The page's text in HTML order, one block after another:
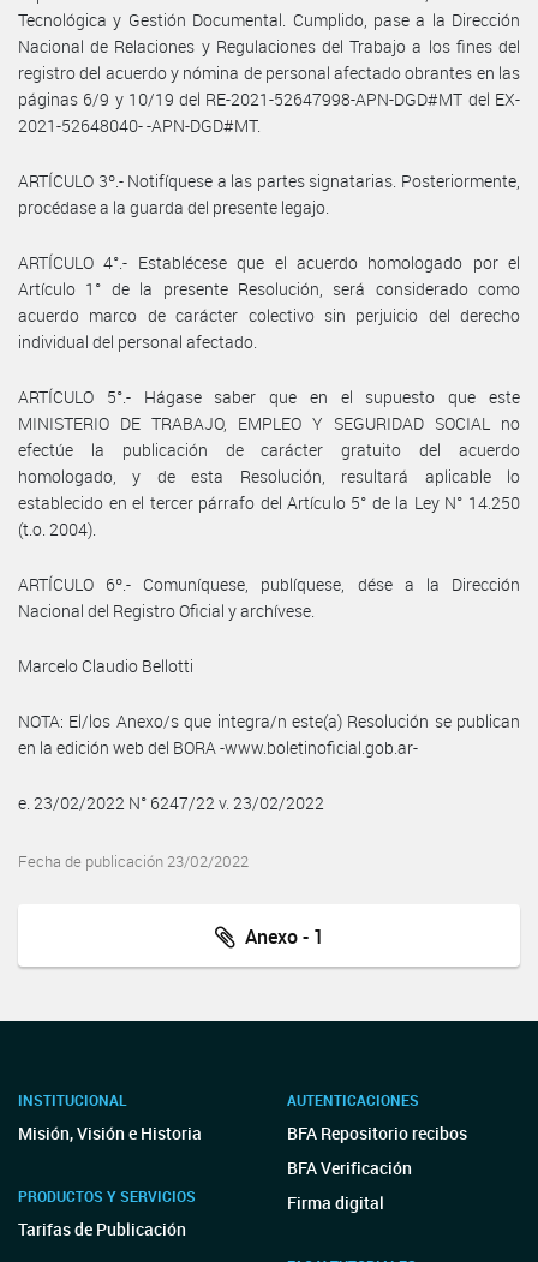
Tecnológica y Gestión Documental. Cumplido, pase a la Dirección
Nacional de Relaciones y Regulaciones del Trabajo a los fines del
registro del acuerdo y nómina de personal afectado obrantes en las
páginas 6/9 y 10/19 del RE-2021-52647998-APN-DGD#MT del EX-
2021-52648040- -APN-DGD#MT.
ARTÍCULO 3º.- Notifíquese a las partes signatarias. Posteriormente,
procédase a la guarda del presente legajo.
ARTÍCULO 4°.- Establécese que el acuerdo homologado por el
Artículo 1° de la presente Resolución, será considerado como
acuerdo marco de carácter colectivo sin perjuicio del derecho
individual del personal afectado.
ARTÍCULO 5°.- Hágase saber que en el supuesto que este
MINISTERIO DE TRABAJO, EMPLEO Y SEGURIDAD SOCIAL no
efectúe la publicación de carácter gratuito del acuerdo
homologado, y de esta Resolución, resultará aplicable lo
establecido en el tercer párrafo del Artículo 5° de la Ley N° 14.250
(t.o. 2004).
ARTÍCULO 6º.- Comuníquese, publíquese, dése a la Dirección
Nacional del Registro Oficial y archívese.
Marcelo Claudio Bellotti
NOTA: El/los Anexo/s que integra/n este(a) Resolución se publican
en la edición web del BORA -www.boletinoficial.gob.ar-
e. 23/02/2022 N° 6247/22 v. 23/02/2022
Fecha de publicación 23/02/2022
Anexo - 1
INSTITUCIONAL
Misión, Visión e Historia
PRODUCTOS Y SERVICIOS
Tarifas de Publicación
AUTENTICACIONES
BFA Repositorio recibos
BFA Verificación
Firma digital